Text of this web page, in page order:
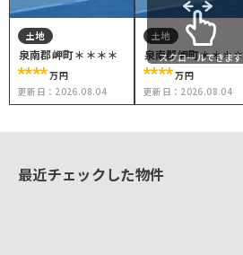
土地
泉南郡岬町＊＊＊＊
****万円
更新日： 2026.08.04
土地
泉南郡岬町＊＊＊＊
****万円
更新日： 2026.08.04
スクロールできます
最近チェックした物件